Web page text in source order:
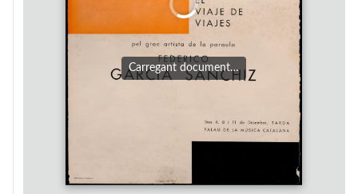
Carregant document…